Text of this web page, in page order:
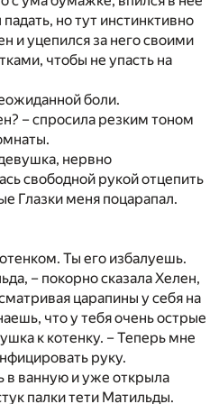
но тут инстинктивно
и уцепился за него своими
чтобы не упасть на
боли.
– спросила резким тоном
нервно
свободной рукой отцепить
Глазки меня поцарапал.
Ты его избалуешь.
– покорно сказала Хелен,
царапины у себя на
что у тебя очень острые
к котенку. – Теперь мне
руку.
в ванную и уже открыла
палки тети Матильды.